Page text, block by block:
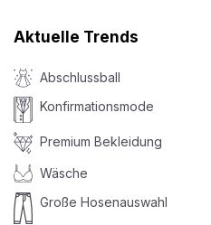
Aktuelle Trends
Abschlussball
Konfirmationsmode
Premium Bekleidung
Wäsche
Große Hosenauswahl